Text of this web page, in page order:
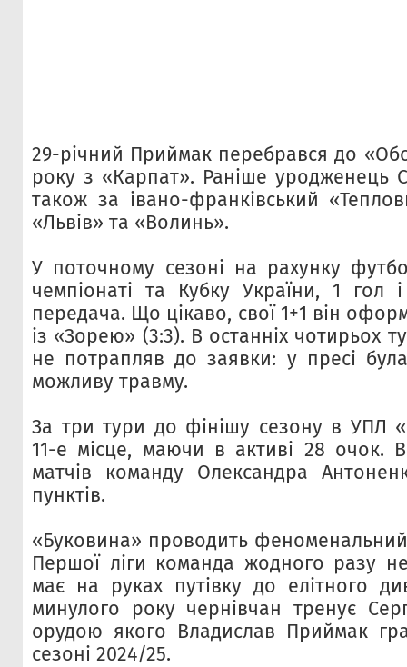
29-річний Приймак перебрався до
року з «Карпат». Раніше уродженець
також за івано-франківський
«Львів» та «Волинь».
У поточному сезоні на рахунку
чемпіонаті та Кубку України, 1 гол
передача. Що цікаво, свої 1+1 він
із «Зорею» (3:3). В останніх чотирьох
не потрапляв до заявки: у пресі
можливу травму.
За три тури до фінішу сезону в УПЛ
11-е місце, маючи в активі 28 очок.
матчів команду Олександра
пунктів.
«Буковина» проводить
Першої ліги команда жодного разу
має на руках путівку до елітного
минулого року чернівчан тренує
орудою якого Владислав Приймак
сезоні 2024/25.